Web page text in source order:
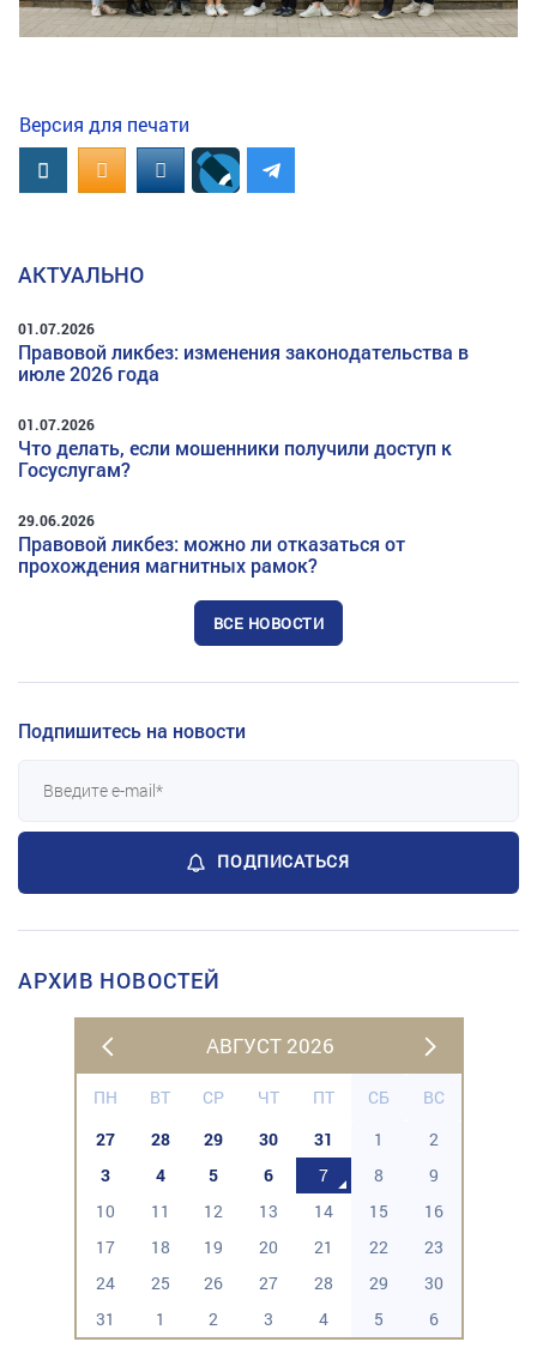
Версия для печати
ВконтактеOK.RUMAIL.RU
АКТУАЛЬНО
01.07.2026
Правовой ликбез: изменения законодательства в
июле 2026 года
01.07.2026
Что делать, если мошенники получили доступ к
Госуслугам?
29.06.2026
Правовой ликбез: можно ли отказаться от
прохождения магнитных рамок?
ВСЕ НОВОСТИ
Подпишитесь на новости
ПОДПИСАТЬСЯ
АРХИВ НОВОСТЕЙ
АВГУСТ 2026
ПН ВТ СР ЧТ ПТ СБ
ВС
27
28 29 30 31 1
2
3
4 5 6 7 8
9
10
11 12 13 14 15
16
17
18 19 20 21 22
23
24
25 26 27 28 29
30
31
1 2 3 4 5 6